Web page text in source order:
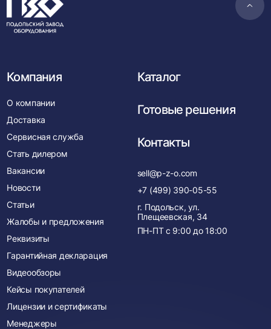
в
Компания
О компании
Доставка
Сервисная служба
Стать дилером
Вакансии
Новости
Статьи
Жалобы и предложения
Реквизиты
Гарантийная декларация
Видеообзоры
Кейсы покупателей
Лицензии и сертификаты
Менеджеры
Каталог
Готовые решения
Контакты
sell@p-z-o.com
+7 (499) 390-05-55
г. Подольск, ул.
Плещеевская, 34
ПН-ПТ с 9:00 до 18:00